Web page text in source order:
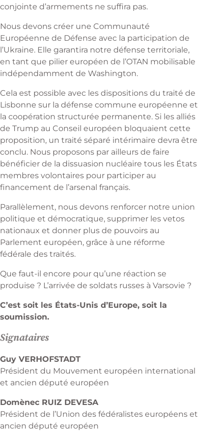
conjointe d’armements ne suffira pas.
Nous devons créer une Communauté
Européenne de Défense avec la participation de
l’Ukraine. Elle garantira notre défense territoriale,
en tant que pilier européen de l’OTAN mobilisable
indépendamment de Washington.
Cela est possible avec les dispositions du traité de
Lisbonne sur la défense commune européenne et
la coopération structurée permanente. Si les alliés
de Trump au Conseil européen bloquaient cette
proposition, un traité séparé intérimaire devra être
conclu. Nous proposons par ailleurs de faire
bénéficier de la dissuasion nucléaire tous les États
membres volontaires pour participer au
financement de l’arsenal français.
Parallèlement, nous devons renforcer notre union
politique et démocratique, supprimer les vetos
nationaux et donner plus de pouvoirs au
Parlement européen, grâce à une réforme
fédérale des traités.
Que faut-il encore pour qu’une réaction se
produise ? L’arrivée de soldats russes à Varsovie ?
C’est soit les États-Unis d’Europe, soit la
soumission.
Signataires
Guy VERHOFSTADT
Président du Mouvement européen international
et ancien député européen
Domènec RUIZ DEVESA
Président de l’Union des fédéralistes européens et
ancien député européen